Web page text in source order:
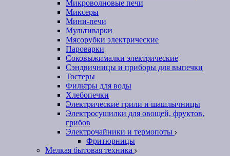
Микроволновые печи
Миксеры
Мини-печи
Мультиварки
Мясорубки электрические
Пароварки
Соковыжималки электрические
Сэндвичницы и приборы для выпечки
Тостеры
Фильтры для воды
Хлебопечки
Электрические грили и шашлычницы
Электросушилки для овощей, фруктов,
грибов
Электрочайники и термопоты
Фритюрницы
Мелкая бытовая техника